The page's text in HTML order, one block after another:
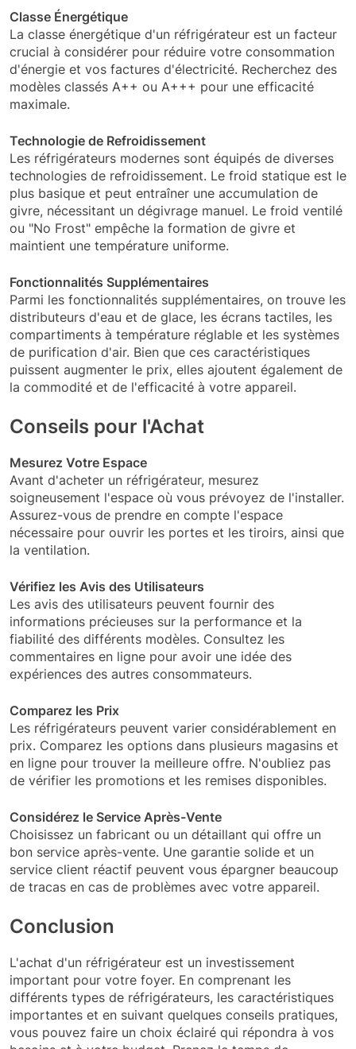
Classe Énergétique
La classe énergétique d'un réfrigérateur est un facteur
crucial à considérer pour réduire votre consommation
d'énergie et vos factures d'électricité. Recherchez des
modèles classés A++ ou A+++ pour une efficacité
maximale.
Technologie de Refroidissement
Les réfrigérateurs modernes sont équipés de diverses
technologies de refroidissement. Le froid statique est le
plus basique et peut entraîner une accumulation de
givre, nécessitant un dégivrage manuel. Le froid ventilé
ou "No Frost" empêche la formation de givre et
maintient une température uniforme.
Fonctionnalités Supplémentaires
Parmi les fonctionnalités supplémentaires, on trouve les
distributeurs d'eau et de glace, les écrans tactiles, les
compartiments à température réglable et les systèmes
de purification d'air. Bien que ces caractéristiques
puissent augmenter le prix, elles ajoutent également de
la commodité et de l'efficacité à votre appareil.
Conseils pour l'Achat
Mesurez Votre Espace
Avant d'acheter un réfrigérateur, mesurez
soigneusement l'espace où vous prévoyez de l'installer.
Assurez-vous de prendre en compte l'espace
nécessaire pour ouvrir les portes et les tiroirs, ainsi que
la ventilation.
Vérifiez les Avis des Utilisateurs
Les avis des utilisateurs peuvent fournir des
informations précieuses sur la performance et la
fiabilité des différents modèles. Consultez les
commentaires en ligne pour avoir une idée des
expériences des autres consommateurs.
Comparez les Prix
Les réfrigérateurs peuvent varier considérablement en
prix. Comparez les options dans plusieurs magasins et
en ligne pour trouver la meilleure offre. N'oubliez pas
de vérifier les promotions et les remises disponibles.
Considérez le Service Après-Vente
Choisissez un fabricant ou un détaillant qui offre un
bon service après-vente. Une garantie solide et un
service client réactif peuvent vous épargner beaucoup
de tracas en cas de problèmes avec votre appareil.
Conclusion
L'achat d'un réfrigérateur est un investissement
important pour votre foyer. En comprenant les
différents types de réfrigérateurs, les caractéristiques
importantes et en suivant quelques conseils pratiques,
vous pouvez faire un choix éclairé qui répondra à vos